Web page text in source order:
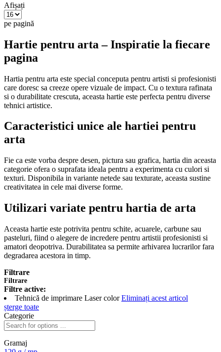
Afișați
pe pagină
Hartie pentru arta – Inspiratie la fiecare
pagina
Hartia pentru arta este special conceputa pentru artisti si profesionisti
care doresc sa creeze opere vizuale de impact. Cu o textura rafinata
si o durabilitate crescuta, aceasta hartie este perfecta pentru diverse
tehnici artistice.
Caracteristici unice ale hartiei pentru
arta
Fie ca este vorba despre desen, pictura sau grafica, hartia din aceasta
categorie ofera o suprafata ideala pentru a experimenta cu culori si
texturi. Disponibila in variante netede sau texturate, aceasta sustine
creativitatea in cele mai diverse forme.
Utilizari variate pentru hartia de arta
Aceasta hartie este potrivita pentru schite, acuarele, carbune sau
pasteluri, fiind o alegere de incredere pentru artistii profesionisti si
amatori deopotriva. Durabilitatea sa permite arhivarea lucrarilor fara
degradarea acestora in timp.
Filtrare
Filtrare
Filtre active:
Tehnică de imprimare Laser color Eliminați acest articol
șterge toate
Categorie
Gramaj